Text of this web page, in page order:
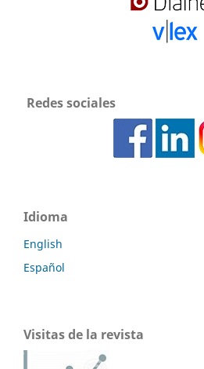
Redes sociales
Idioma
English
Español
Visitas de la revista